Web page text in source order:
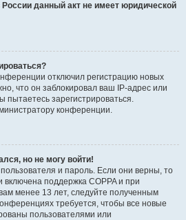
данный акт не имеет юридической
отключил регистрацию новых
что он заблокировал ваш IP-адрес или
пытаетесь зарегистрироваться.
конференции.
но не могу войти!
и пароль. Если они верны, то
поддержка COPPA и при
менее 13 лет, следуйте полученным
требуется, чтобы все новые
пользователями или